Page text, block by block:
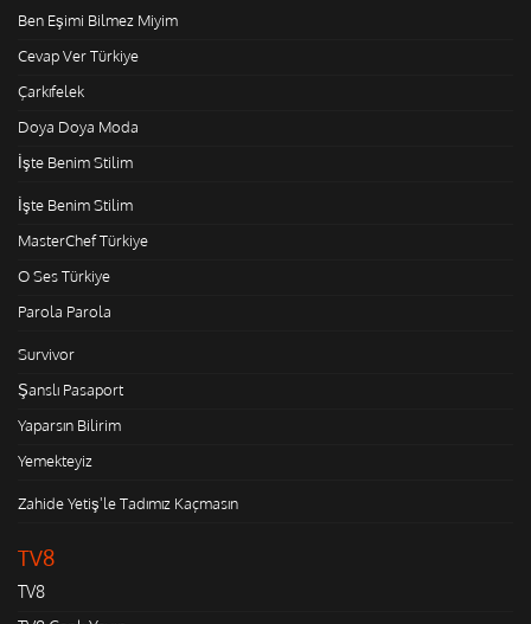
Ben Eşimi Bilmez Miyim
Cevap Ver Türkiye
Çarkıfelek
Doya Doya Moda
İşte Benim Stilim
İşte Benim Stilim
MasterChef Türkiye
O Ses Türkiye
Parola Parola
Survivor
Şanslı Pasaport
Yaparsın Bilirim
Yemekteyiz
Zahide Yetiş'le Tadımız Kaçmasın
TV8
TV8